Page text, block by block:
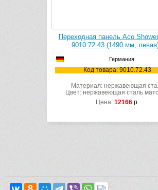
Переходная панель Aco
9010.72.43 (1490 мм,
Германия
Код товара: 9010.72.43
Материал: нержавеющая
Цвет: нержавеющая сталь
Цена: 12166 р.